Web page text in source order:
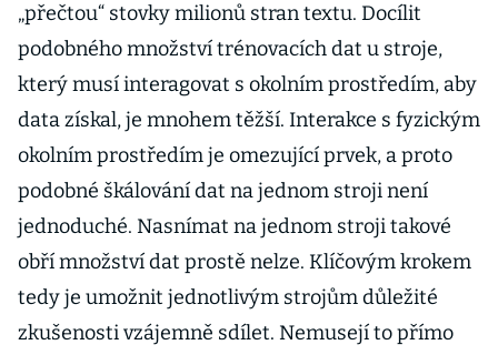
„přečtou“ stovky milionů stran textu. Docílit
podobného množství trénovacích dat u stroje,
který musí interagovat s okolním prostředím, aby
data získal, je mnohem těžší. Interakce s fyzickým
okolním prostředím je omezující prvek, a proto
podobné škálování dat na jednom stroji není
jednoduché. Nasnímat na jednom stroji takové
obří množství dat prostě nelze. Klíčovým krokem
tedy je umožnit jednotlivým strojům důležité
zkušenosti vzájemně sdílet. Nemusejí to přímo